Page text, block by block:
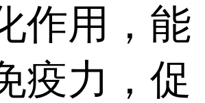
作用，能
疫力，促